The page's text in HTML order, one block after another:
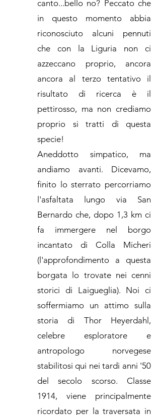
canto...bello no? Peccato che
in questo momento abbia
riconosciuto alcuni pennuti
che con la Liguria non ci
azzeccano proprio, ancora
ancora al terzo tentativo il
risultato di ricerca è il
pettirosso, ma non crediamo
proprio si tratti di questa
specie!
Aneddotto simpatico, ma
andiamo avanti. Dicevamo,
finito lo sterrato percorriamo
l'asfaltata lungo via San
Bernardo che, dopo 1,3 km ci
fa immergere nel borgo
incantato di Colla Micheri
(l'approfondimento a questa
borgata lo trovate nei cenni
storici di Laigueglia). Noi ci
soffermiamo un attimo sulla
storia di Thor Heyerdahl,
celebre esploratore e
antropologo norvegese
stabilitosi qui nei tardi anni '50
del secolo scorso. Classe
1914, viene principalmente
ricordato per la traversata in